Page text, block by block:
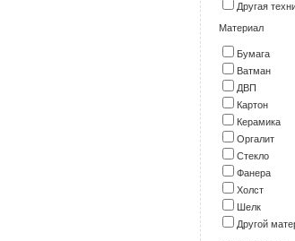
Другая
Материал
Бумага
Ватман
ДВП
Картон
Керамика
Оргалит
Стекло
Фанера
Холст
Шелк
Другой